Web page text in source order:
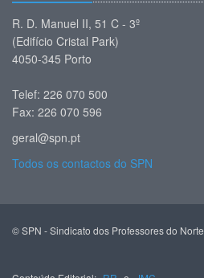
R. D. Manuel II, 51 C - 3º
(Edifício Cristal Park)
4050-345 Porto
Telef: 226 070 500
Fax: 226 070 596
geral@spn.pt
Todos os contactos do SPN
© SPN - Sindicato dos Professores do Norte